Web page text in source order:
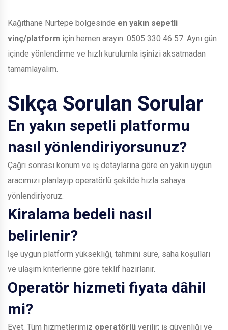
Kağıthane Nurtepe bölgesinde en yakın sepetli
vinç/platform için hemen arayın: 0505 330 46 57 . Aynı gün
içinde yönlendirme ve hızlı kurulumla işinizi aksatmadan
tamamlayalım.
Sıkça Sorulan Sorular
En yakın sepetli platformu
nasıl yönlendiriyorsunuz?
Çağrı sonrası konum ve iş detaylarına göre en yakın uygun
aracımızı planlayıp operatörlü şekilde hızla sahaya
yönlendiriyoruz.
Kiralama bedeli nasıl
belirlenir?
İşe uygun platform yüksekliği, tahmini süre, saha koşulları
ve ulaşım kriterlerine göre teklif hazırlanır.
Operatör hizmeti fiyata dâhil
mi?
Evet. Tüm hizmetlerimiz operatörlü verilir; iş güvenliği ve